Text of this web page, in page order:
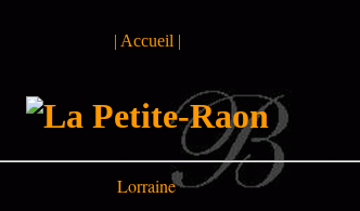
| Accueil |
Lorraine